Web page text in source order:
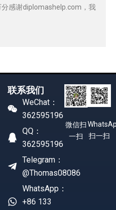
感谢diplomashelp.com，我
联系我们
WeChat：
362595196
QQ：
362595196
Telegram：
@Thomas08086
WhatsApp：
+86 133
微信扫
一扫
扫一扫